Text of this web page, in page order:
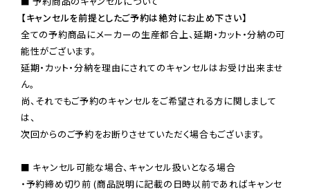
【キャンセルを前提としたご予約は絶対にお止め下さい】
全ての予約商品にメーカーの生産都合上、延期・カット・分納の可
能性がございます。
延期・カット・分納を理由にされてのキャンセルはお受け出来ませ
ん。
尚、それでもご予約のキャンセルをご希望される方に関しまして
は、
次回からのご予約をお断りさせていただく場合もございます。
■ キャンセル可能な場合、キャンセル扱いとなる場合
・予約締め切り前 (商品説明に記載の日時以前であればキャンセ